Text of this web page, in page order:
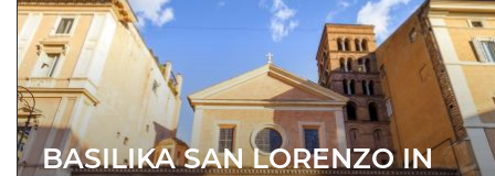
BASILIKA SAN LORENZO IN